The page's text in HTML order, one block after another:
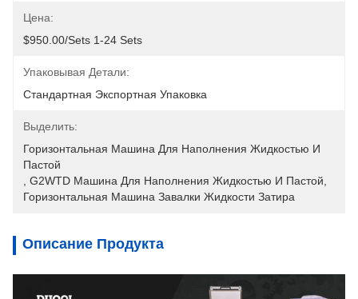
Цена:
$950.00/sets 1-24 Sets
Упаковывая Детали:
Стандартная Экспортная Упаковка
Выделить:
Горизонтальная Машина Для Наполнения Жидкостью И
Пастой
G2WTD Машина Для Наполнения Жидкостью И Пастой
Горизонтальная Машина Завалки Жидкости Затира
Описание Продукта